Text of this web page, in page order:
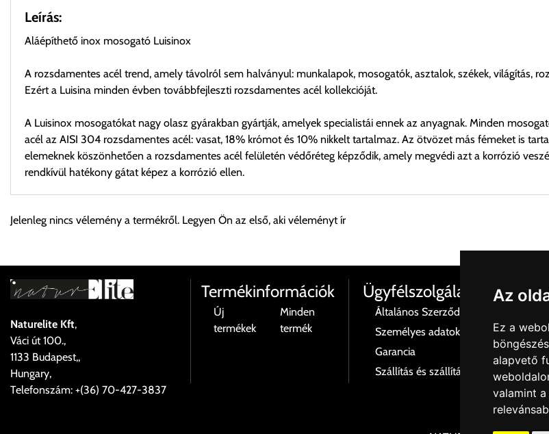
Az
Ez a
alapvető
valamint
Leírás:
Aláépíthető inox mosogató Luisinox
A rozsdamentes acél trend, amely távolról sem halványul: munkalapok, mosogatók, asztalok, székek, világítás,
Ezért a Luisina minden évben továbbfejleszti rozsdamentes acél kollekcióját.
A Luisinox mosogatókat nagy olasz gyárakban gyártják, amelyek specialistái ennek az anyagnak. Minden
acél az AISI 304 rozsdamentes acél: vasat, 18% krómot és 10% nikkelt tartalmaz. Az ötvözet más fémeket is
elemeknek köszönhetően a rozsdamentes acél felületén védőréteg képződik, amely megvédi azt a korrózió
rendkívül hatékony gátat képez a korrózió ellen.
Személyes átvétel:
Önnek lehetősége van rendelését a beérkezést követően ingyenesen átvenni Budapesti Cégcsoportunk
Cím:1133 Budapest, Váci út 100.
Szállítási díjak:
Az oldalunkon rendelés esetén, amennyiben szállítást is kér, úgy esetenként több lehetőséget ajánl fel a program.
válassza ki.
Amennyiben nem biztos választásában, vagy a program automatikusan nem ajánl fel szállítási költséget, úgy
majd visszaigazolják a szállítás költségét.
Jelenleg nincs vélemény a termékről. Legyen Ön az első, aki véleményt ír
Naturelite Kft,
Váci út 100.,
1133 Budapest,,
Hungary,
Telefonszám: +(36) 70-427-3837
Termékinformációk
Új
termékek
Minden
termék
Ügyfélszolgálat
Általános Szerződési Feltételek
Személyes adatok és azok kezelése
Garancia
Szállítás és szállítási költségek